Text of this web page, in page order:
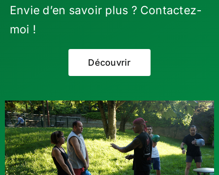
Envie d’en savoir plus ? Contactez-
moi !
Découvrir